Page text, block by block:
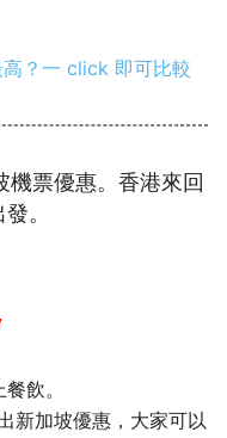
？一 click 即可比較
機票優惠。香港來回
。
飲。
新加坡優惠，大家可以